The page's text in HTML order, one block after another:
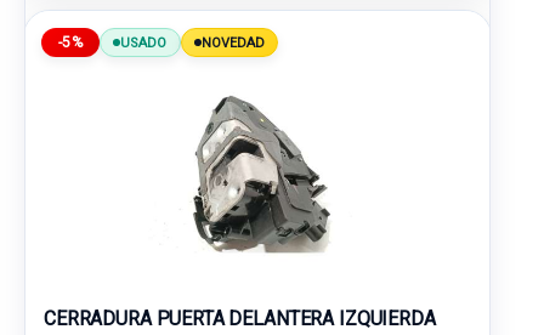
-5% USADO NOVEDAD
CERRADURA PUERTA DELANTERA IZQUIERDA